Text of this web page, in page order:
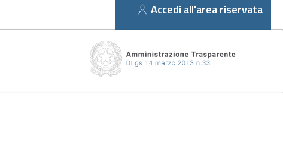
Accedi all'area riservata